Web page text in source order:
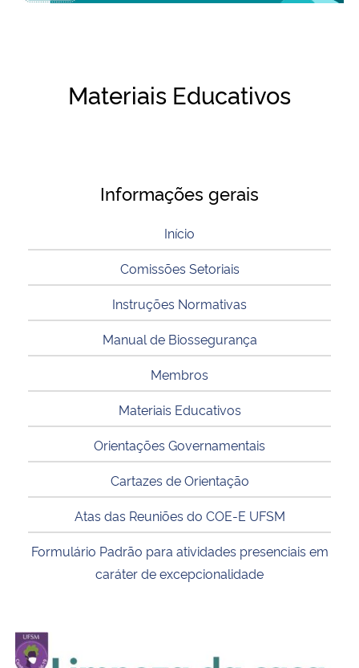
Ministério de Minas e Energia
Ministério do Desenvolvimento Regional
Controladoria-Geral da União
Ministério da Mulher, da Família e dos Direitos Humanos
Secretaria-Geral
Secretaria de Governo
Gabinete de Segurança Institucional
Advocacia-Geral da União
Materiais Educativos
Informações gerais
Início
Comissões Setoriais
Instruções Normativas
Manual de Biossegurança
Membros
Materiais Educativos
Orientações Governamentais
Cartazes de Orientação
Atas das Reuniões do COE-E UFSM
Formulário Padrão para atividades presenciais em
caráter de excepcionalidade